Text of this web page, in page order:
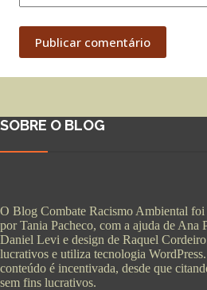
Publicar comentário
SOBRE O BLOG
O Blog Combate Racismo Ambiental foi
por Tania Pacheco, com a ajuda de Ana
Daniel Levi e design de Raquel
lucrativos e utiliza tecnologia
conteúdo é incentivada, desde que
sem fins lucrativos.